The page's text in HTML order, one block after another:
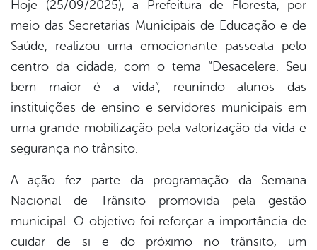
Hoje (25/09/2025), a Prefeitura de Floresta, por
meio das Secretarias Municipais de Educação e de
Saúde, realizou uma emocionante passeata pelo
centro da cidade, com o tema “Desacelere. Seu
bem maior é a vida”, reunindo alunos das
instituições de ensino e servidores municipais em
uma grande mobilização pela valorização da vida e
segurança no trânsito.
A ação fez parte da programação da Semana
Nacional de Trânsito promovida pela gestão
municipal. O objetivo foi reforçar a importância de
cuidar de si e do próximo no trânsito, um